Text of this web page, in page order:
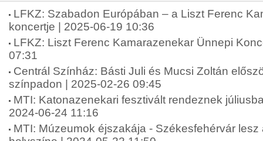
LFKZ: Szabadon Európában – a Liszt Ferenc
koncertje | 2025-06-19 10:36
LFKZ: Liszt Ferenc Kamarazenekar Ünnepi
07:31
Centrál Színház: Básti Juli és Mucsi Zoltán
színpadon | 2025-02-26 09:45
MTI: Katonazenekari fesztivált rendeznek
2024-06-24 11:16
MTI: Múzeumok éjszakája - Székesfehérvár